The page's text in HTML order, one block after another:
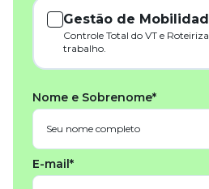
Gestão de
Controle Total do VT e
trabalho.
Nome e Sobrenome*
E-mail*